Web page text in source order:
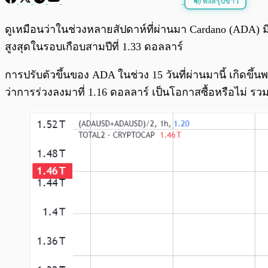
พร้อมเล่น
ดูเหมือนว่าในช่วงหลายสัปดาห์ที่ผ่านมา Cardano
สูงสุดในรอบเกือบสามปีที่ 1.33 ดอลลาร์
การปรับตัวขึ้นของ ADA ในช่วง 15 วันที่ผ่านมานี้ เกิดขึ้
ว่าการร่วงลงมาที่ 1.16 ดอลลาร์ เป็นโอกาสซื้อหรือไม่ ร